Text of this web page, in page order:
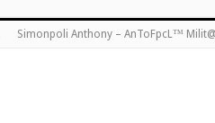
Simonpoli Anthony – AnToFpcL™